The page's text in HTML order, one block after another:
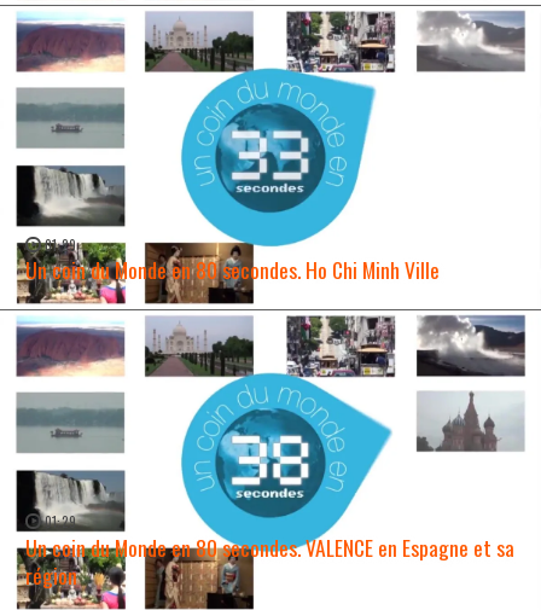
01:29
Un coin du Monde en 80 secondes. Ho Chi Minh Ville
WATCH NOW →
01:29
Un coin du Monde en 80 secondes. VALENCE en Espagne et sa
région
WATCH NOW →